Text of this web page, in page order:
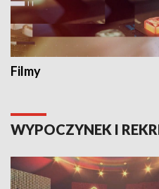
Filmy
WYPOCZYNEK I